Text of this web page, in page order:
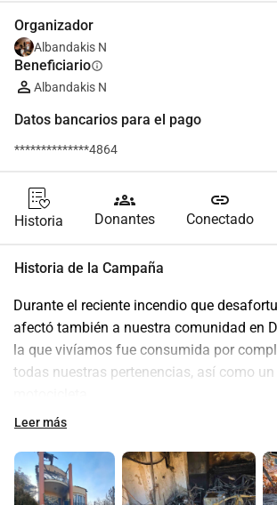
Organizador
Albandakis N
Beneficiarioinfo
Albandakis N
Datos bancarios para el pago
**************4864
Historia
groups
Donantes
link
Conectado
Historia de la Campaña
Durante el reciente incendio que
afectó también a nuestra comunidad en
la que vivíamos fue consumida por
todas nuestras pertenencias, así como
En el edificio vivíamos con 3 de nuestros
son grandes.
Por esta razón, y a instancias de nuestro
Leer más